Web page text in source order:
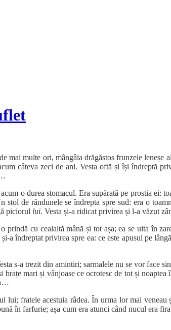
mai multe ori, mângâia drăgăstos frunzele
câteva zeci de ani. Vesta oftă și își îndreptă
o durea stomacul. Era supărată pe prostia ei:
de rândunele se îndrepta spre sud: era o
piciorul lui. Vesta și-a ridicat privirea și l-a văzut
prindă cu cealaltă mână și tot așa; ea se uita în
a îndreptat privirea spre ea: ce este apusul pe
s-a trezit din amintiri; sarmalele nu se vor face
brațe mari și vânjoase ce ocrotesc de tot și
fratele acestuia râdea. În urma lor mai
în farfurie; așa cum era atunci când nucul era